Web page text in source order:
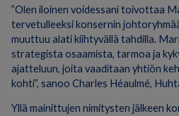
”Olen iloinen voidessani toivottaa
tervetulleeksi konsernin
muuttuu alati kiihtyvällä tahdilla.
strategista osaamista, tarmoa ja
ajatteluun, joita vaaditaan yhtiön
kohti”, sanoo Charles Héaulmé,
Yllä mainittujen nimitysten jälkeen